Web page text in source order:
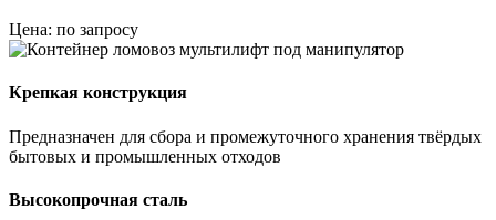
Цена: по запросу
Крепкая конструкция
Предназначен для сбора и промежуточного хранения твёрдых
бытовых и промышленных отходов
Высокопрочная сталь